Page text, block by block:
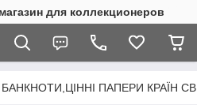
для коллекционеров
БАНКНОТИ,ЦІННІ ПАПЕРИ КРАЇН